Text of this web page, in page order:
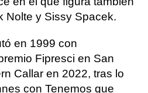
Nolte y Sissy Spacek.
en 1999 con
Fipresci en San
Callar en 2022, tras lo
con Tenemos que